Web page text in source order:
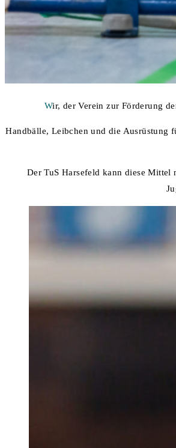
Wir, der Verein zur Förderung
Handbälle, Leibchen und die Ausrüstung
Der TuS Harsefeld kann diese